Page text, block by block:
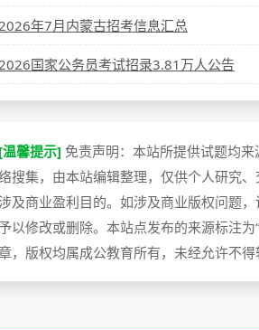
年7月内蒙古招考信息汇总
国家公务员考试招录3.81万人公告
馨提示] 免责声明：本站所提供试题均
搜集，由本站编辑整理，仅供个人研究
及商业盈利目的。如涉及商业版权问题
以修改或删除。本站点发布的来源标注为
，版权均属成公教育所有，未经允许不得